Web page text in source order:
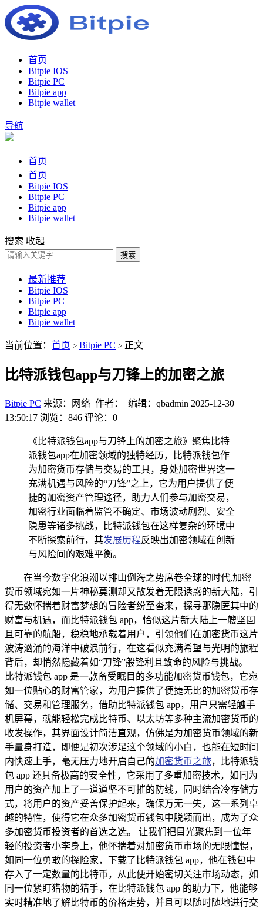
首页
Bitpie IOS
Bitpie PC
Bitpie app
Bitpie wallet
导航
首页
首页
Bitpie IOS
Bitpie PC
Bitpie app
Bitpie wallet
搜索 收起
搜索
最新推荐
Bitpie IOS
Bitpie PC
Bitpie app
Bitpie wallet
当前位置： 首页 > Bitpie PC > 正文
比特派钱包app与刀锋上的加密之旅
Bitpie PC 来源：网络 作者： 编辑：qbadmin 2025-12-30
13:50:17 浏览：846 评论：0
《比特派钱包app与刀锋上的加密之旅》聚焦比特
派钱包app在加密领域的独特经历，比特派钱包作
为加密货币存储与交易的工具，身处加密世界这一
充满机遇与风险的“刀锋”之上，它为用户提供了便
捷的加密资产管理途径，助力人们参与加密交易，
加密行业面临着监管不确定、市场波动剧烈、安全
隐患等诸多挑战，比特派钱包在这样复杂的环境中
不断探索前行，其发展历程反映出加密领域在创新
与风险间的艰难平衡。
在当今数字化浪潮以排山倒海之势席卷全球的时代,加密
货币领域宛如一片神秘莫测却又散发着无限诱惑的新大陆，引
得无数怀揣着财富梦想的冒险者纷至沓来，探寻那隐匿其中的
财富与机遇，而比特派钱包 app，恰似这片新大陆上一艘坚固
且可靠的航船，稳稳地承载着用户，引领他们在加密货币这片
波涛汹涌的海洋中破浪前行，在这看似充满希望与光明的旅程
背后，却悄然隐藏着如“刀锋”般锋利且致命的风险与挑战。
比特派钱包 app 是一款备受瞩目的多功能加密货币钱包，它宛
如一位贴心的财富管家，为用户提供了便捷无比的加密货币存
储、交易和管理服务，借助比特派钱包 app，用户只需轻触手
机屏幕，就能轻松完成比特币、以太坊等多种主流加密货币的
收发操作，其界面设计简洁直观，仿佛是为加密货币领域的新
手量身打造，即便是初次涉足这个领域的小白，也能在短时间
内快速上手，毫无压力地开启自己的加密货币之旅，比特派钱
包 app 还具备极高的安全性，它采用了多重加密技术，如同为
用户的资产加上了一道道坚不可摧的防线，同时结合冷存储方
式，将用户的资产妥善保护起来，确保万无一失，这一系列卓
越的特性，使得它在众多加密货币钱包中脱颖而出，成为了众
多加密货币投资者的首选之选。 让我们把目光聚焦到一位年
轻的投资者小李身上，他怀揣着对加密货币市场的无限憧憬，
如同一位勇敢的探险家，下载了比特派钱包 app，他在钱包中
存入了一定数量的比特币，从此便开始密切关注市场动态，如
同一位紧盯猎物的猎手，在比特派钱包 app 的助力下，他能够
实时精准地了解比特币的价格走势，并且可以随时随地进行交